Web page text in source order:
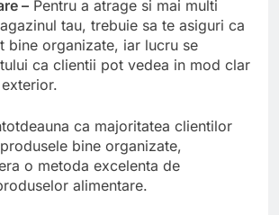
– Pentru a atrage si mai multi
tau, trebuie sa te asiguri ca
bine organizate, iar lucru se
ca clientii pot vedea in mod clar
ca majoritatea clientilor
bine organizate,
o metoda excelenta de
alimentare.